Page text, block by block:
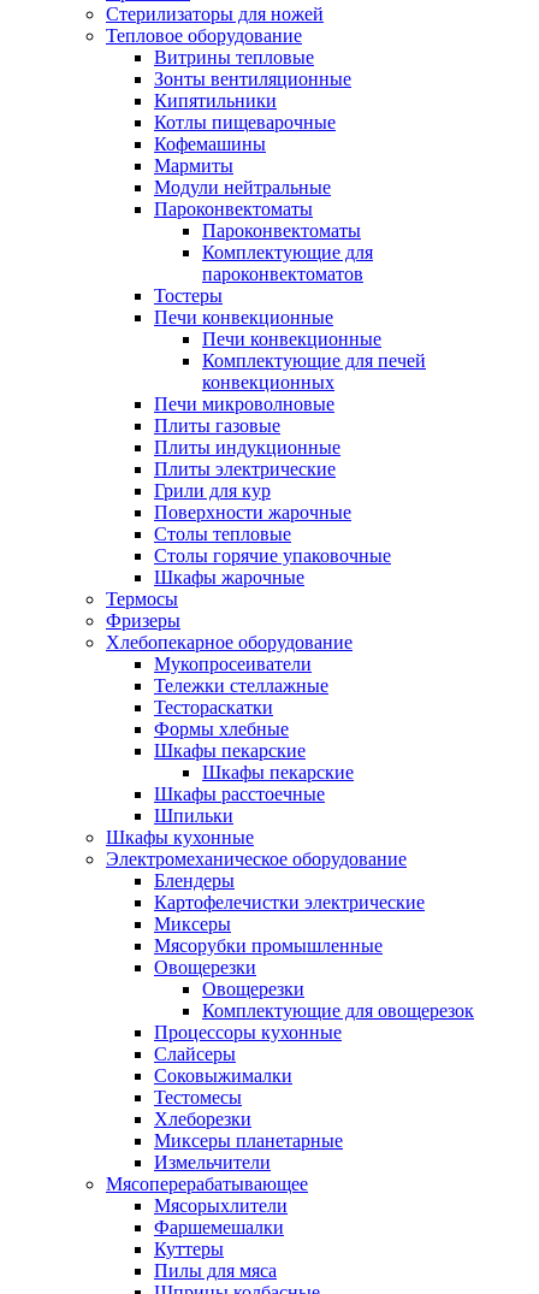
Стерилизаторы для ножей
Тепловое оборудование
Витрины тепловые
Зонты вентиляционные
Кипятильники
Котлы пищеварочные
Кофемашины
Мармиты
Модули нейтральные
Пароконвектоматы
Пароконвектоматы
Комплектующие для
пароконвектоматов
Тостеры
Печи конвекционные
Печи конвекционные
Комплектующие для печей
конвекционных
Печи микроволновые
Плиты газовые
Плиты индукционные
Плиты электрические
Грили для кур
Поверхности жарочные
Столы тепловые
Столы горячие упаковочные
Шкафы жарочные
Термосы
Фризеры
Хлебопекарное оборудование
Мукопросеиватели
Тележки стеллажные
Тестораскатки
Формы хлебные
Шкафы пекарские
Шкафы пекарские
Шкафы расстоечные
Шпильки
Шкафы кухонные
Электромеханическое оборудование
Блендеры
Картофелечистки электрические
Миксеры
Мясорубки промышленные
Овощерезки
Овощерезки
Комплектующие для овощерезок
Процессоры кухонные
Слайсеры
Соковыжималки
Тестомесы
Хлеборезки
Миксеры планетарные
Измельчители
Мясоперерабатывающее
Мясорыхлители
Фаршемешалки
Куттеры
Пилы для мяса